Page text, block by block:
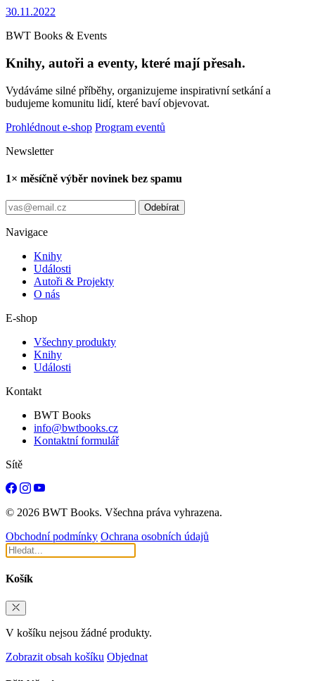
30.11.2022
BWT Books & Events
Knihy, autoři a eventy, které mají přesah.
Vydáváme silné příběhy, organizujeme inspirativní setkání a
budujeme komunitu lidí, které baví objevovat.
Prohlédnout e-shop Program eventů
Newsletter
1× měsíčně výběr novinek bez spamu
Odebírat
Navigace
Knihy
Události
Autoři & Projekty
O nás
E-shop
Všechny produkty
Knihy
Události
Kontakt
BWT Books
info@bwtbooks.cz
Kontaktní formulář
Sítě
© 2026 BWT Books. Všechna práva vyhrazena.
Obchodní podmínky Ochrana osobních údajů
Košík
V košíku nejsou žádné produkty.
Zobrazit obsah košíku Objednat